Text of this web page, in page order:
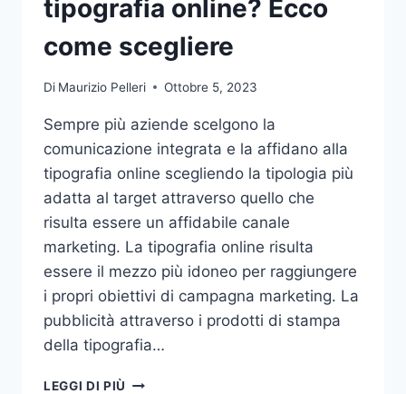
tipografia online? Ecco
come scegliere
Di Maurizio Pelleri Ottobre 5, 2023
Sempre più aziende scelgono la
comunicazione integrata e la affidano alla
tipografia online scegliendo la tipologia più
adatta al target attraverso quello che
risulta essere un affidabile canale
marketing. La tipografia online risulta
essere il mezzo più idoneo per raggiungere
i propri obiettivi di campagna marketing. La
pubblicità attraverso i prodotti di stampa
della tipografia…
LEGGI DI PIÙ VUOI